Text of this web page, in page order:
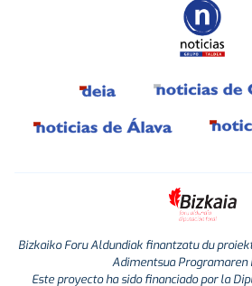
Bizkaiko Foru Aldundiak finantzatu du
Adimentsua Programaren
Este proyecto ha sido financiado por la